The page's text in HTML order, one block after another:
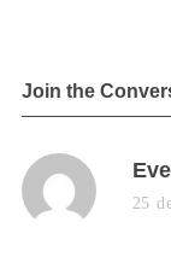
Join the
s
a
25